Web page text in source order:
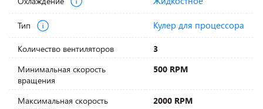
Тип Кулер для процессора
Количество вентиляторов
3
Минимальная скорость
вращения
500 RPM
Максимальная скорость
2000 RPM